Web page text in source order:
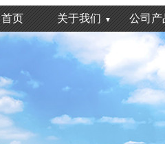
首页 关于我们 ▼ 公司产